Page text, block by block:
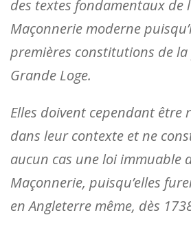
des textes fondamentaux de
Maçonnerie moderne
premières constitutions de
Grande Loge.
Elles doivent cependant être
dans leur contexte et ne
aucun cas une loi immuable
Maçonnerie, puisqu’elles
en Angleterre même, dès